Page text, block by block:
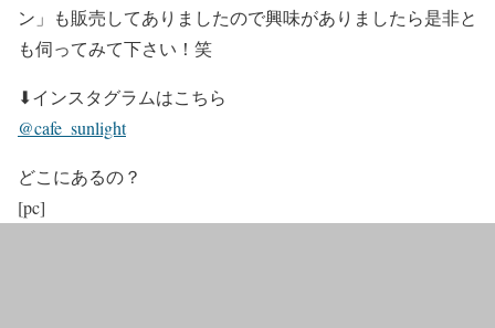
ン」も販売してありましたので興味がありましたら是非と
も伺ってみて下さい！笑
⬇︎インスタグラムはこちら
@cafe_sunlight
どこにあるの？
[pc]